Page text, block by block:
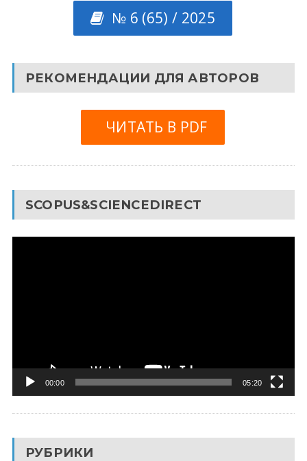
№ 6 (65) / 2025
РЕКОМЕНДАЦИИ ДЛЯ АВТОРОВ
ЧИТАТЬ В PDF
SCOPUS&SCIENCEDIRECT
00:00 05:20
РУБРИКИ